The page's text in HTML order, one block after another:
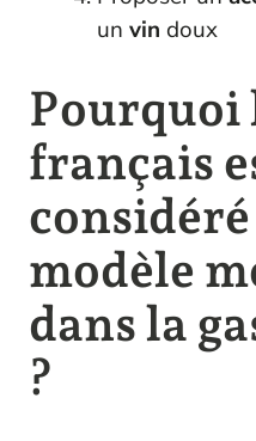
un vin doux
Pourquoi
français
modèle
dans la
?